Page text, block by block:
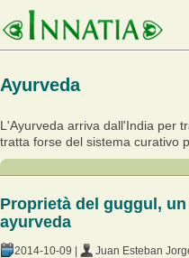
Ayurveda
L'Ayurveda arriva dall'India per
tratta forse del sistema curativo
Proprietà del guggul,
ayurveda
2014-10-09 Juan Esteban